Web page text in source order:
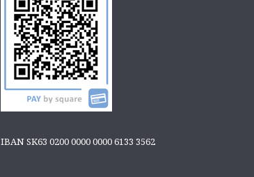
IBAN SK63 0200 0000 0000 6133 3562